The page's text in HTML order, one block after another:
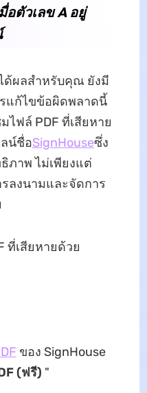
อตัวเลข A อยู่
ด้ผลสำหรับคุณ ยังมี
แก้ไขข้อผิดพลาดนี้
ฟล์ PDF ที่เสียหาย
น์ชื่อSignHouseซึ่ง
ภาพ ไม่เพียงแต่
ลงนามและจัดการ
ที่เสียหายด้วย
ของ SignHouse
(ฟรี) "